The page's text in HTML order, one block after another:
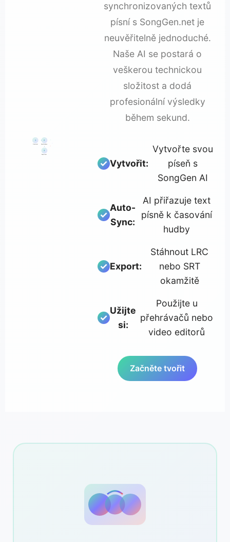
1
Generovat
2
Synchronizace
3
Exportovat
synchronizovaných textů
písní s SongGen.net je
neuvěřitelně jednoduché.
Naše AI se postará o
veškerou technickou
složitost a dodá
profesionální výsledky
během sekund.
Vytvořit:
Vytvořte svou
píseň s
SongGen AI
Auto-
Sync:
AI přiřazuje text
písně k časování
hudby
Export:
Stáhnout LRC
nebo SRT
okamžitě
Užijte
si:
Použijte u
přehrávačů nebo
video editorů
Začněte tvořit